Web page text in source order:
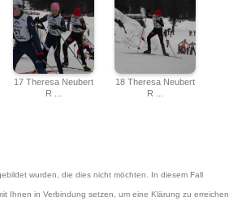
17 Theresa Neubert
R ...
18 Theresa Neubert
R ...
wurden, die dies nicht möchten. In diesem Fall
Ihnen in Verbindung setzen, um eine Klärung zu erreichen.